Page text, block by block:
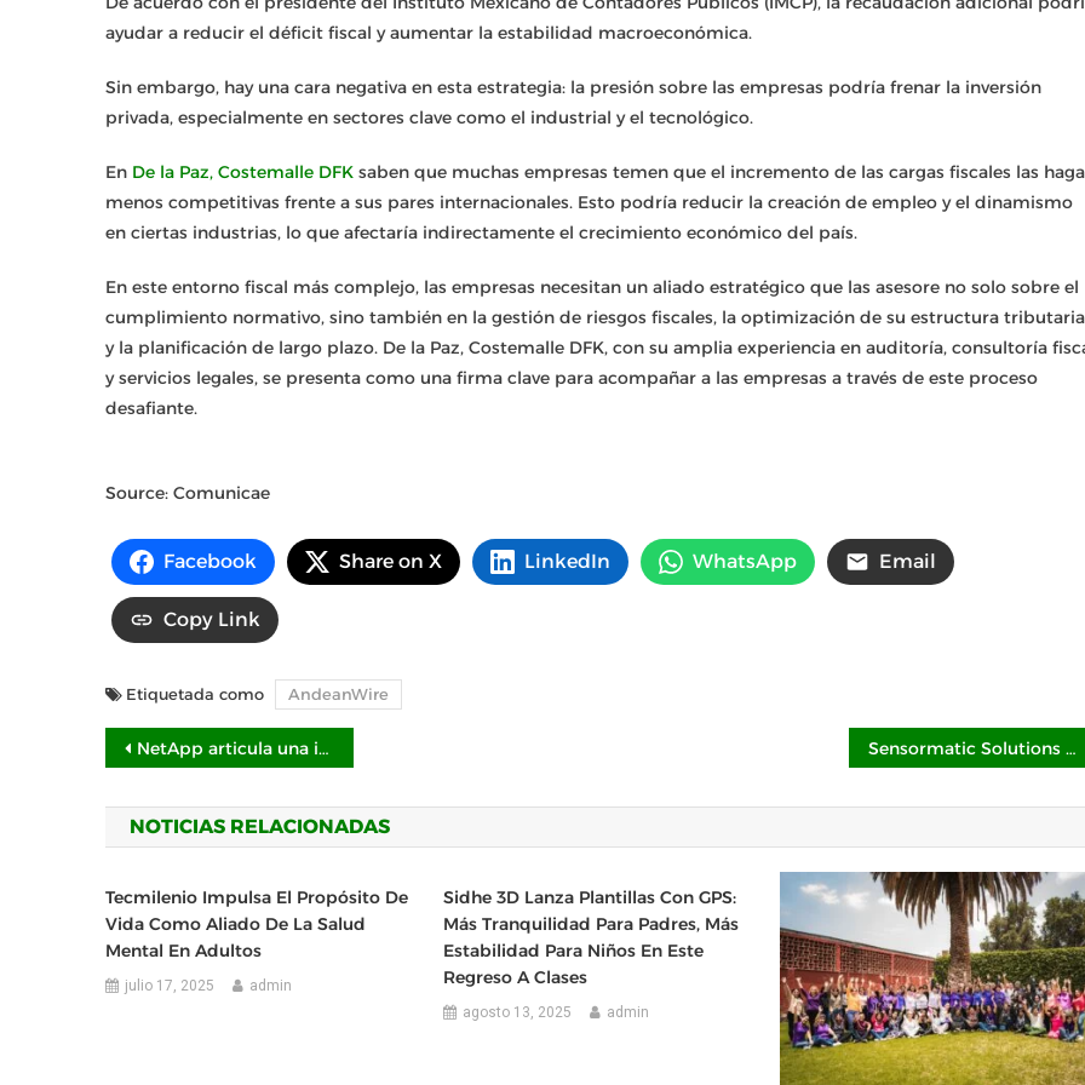
ayudar a reducir el déficit fiscal y aumentar la estabilidad macroeconómica.
Sin embargo, hay una cara negativa en esta estrategia: la presión sobre las empresas podría frenar la inversión
privada, especialmente en sectores clave como el industrial y el tecnológico.
En De la Paz, Costemalle DFK saben que muchas empresas temen que el incremento de las cargas fiscales las haga
menos competitivas frente a sus pares internacionales. Esto podría reducir la creación de empleo y el dinamismo
en ciertas industrias, lo que afectaría indirectamente el crecimiento económico del país.
En este entorno fiscal más complejo, las empresas necesitan un aliado estratégico que las asesore no solo sobre el
cumplimiento normativo, sino también en la gestión de riesgos fiscales, la optimización de su estructura tributaria
y la planificación de largo plazo. De la Paz, Costemalle DFK, con su amplia experiencia en auditoría, consultoría
y servicios legales, se presenta como una firma clave para acompañar a las empresas a través de este proceso
desafiante.
Source: Comunicae
Facebook Share on X LinkedIn WhatsApp Email
Copy Link
Etiquetada como AndeanWire
Navegación
de
entradas
NetApp articula una infraestructura de inteligencia artificial en la Plataforma de Datos de IA de NVIDIA Sensormatic Solutions ayuda a mejorar la experiencia del comprador a través de servicios integrales que conectan el origen con la tienda
NOTICIAS RELACIONADAS
Tecmilenio Impulsa El Propósito De
Vida Como Aliado De La Salud
Mental En Adultos
julio 17, 2025 admin
Sidhe 3D Lanza Plantillas Con GPS:
Más Tranquilidad Para Padres, Más
Estabilidad Para Niños En Este
Regreso A Clases
agosto 13, 2025 admin